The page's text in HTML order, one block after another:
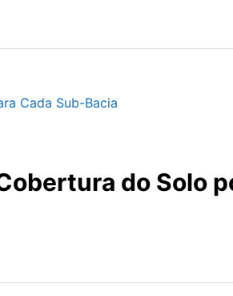
Cada Sub-Bacia
do Solo